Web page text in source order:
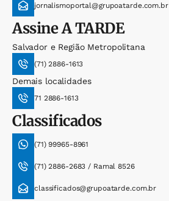
jornalismoportal@grupoatarde.com.br
AssineA TARDE
Salvador e Região Metropolitana
(71) 2886-1613
Demais localidades
71 2886-1613
Classificados
(71) 99965-8961
(71) 2886-2683 / Ramal 8526
classificados@grupoatarde.com.br